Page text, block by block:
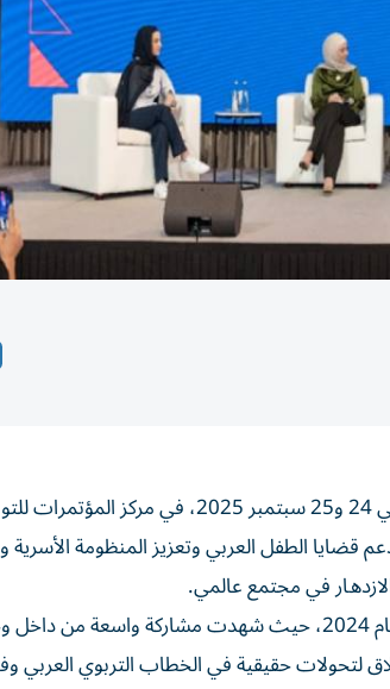
ﺗﺴﺘﻌﺪ ﻣﺪﯾﻨﺔ دﺑﻲ ﻻﺳﺘﻀﺎﻓﺔ اﻟﺪورة اﻟﺜﺎﻧﯿﺔ ﻣﻦ «ﻗﻤﺔ اﻟﻄﻔﻞ اﻟﻌﺮﺑﻲ»، وذﻟﻚ ﯾﻮﻣﻲ 24 و25 ﺳﺒﺘﻤﺒﺮ 2025، ﻓﻲ
اﻟﻄﻔﻞ اﻟﻌﺮﺑﻲ وﺗﻌﺰﯾﺰ اﻟﻤﻨﻈﻮﻣﺔ اﻷﺳﺮﯾﺔ
ﻓﻲ ﻣﺠﺘﻤﻊ ﻋﺎﻟﻤﻲ.
ﺗﺄﺗﻲ اﻟﻨﺴﺨﺔ اﻟﺜﺎﻧﯿﺔ ﻣﻦ اﻟﻘﻤﺔ، ﺑﻌﺪ اﻟﻨﺠﺎح اﻟﻜﺒﯿﺮ اﻟﺬي ﺣﻘﻘﺘﮫ اﻟﺪورة اﻷوﻟﻰ ﻓﻲ ﻋﺎم 2024، ﺣﯿﺚ ﺷﮭﺪت ﻣﺸﺎرﻛﺔ
ﻟﺘﺤﻮﻻت ﺣﻘﯿﻘﯿﺔ ﻓﻲ اﻟﺨﻄﺎب اﻟﺘﺮﺑﻮي اﻟﻌﺮﺑﻲ